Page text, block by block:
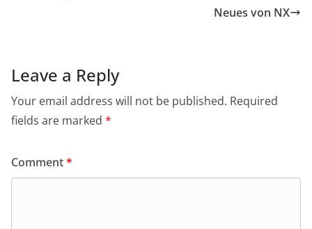
Neues von NX
Leave a Reply
Your email address will not be published. Required
fields are marked *
Comment*